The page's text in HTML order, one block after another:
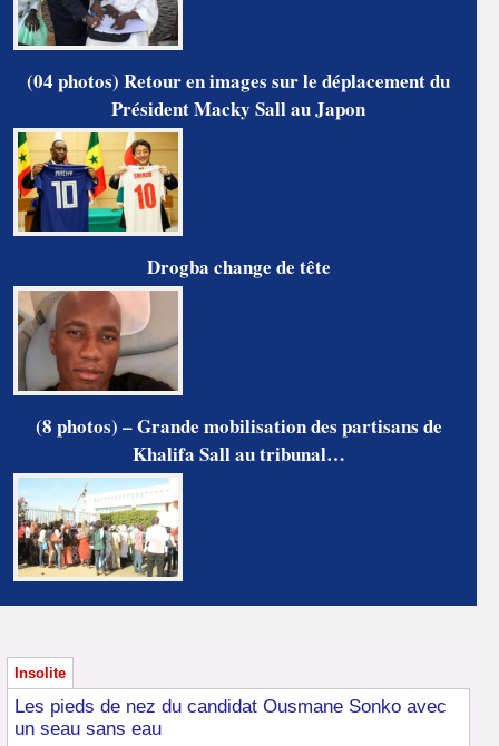
(04 photos) Retour en images sur le déplacement du
Président Macky Sall au Japon
Drogba change de tête
(8 photos) – Grande mobilisation des partisans de
Khalifa Sall au tribunal…
Insolite
Les pieds de nez du candidat Ousmane Sonko avec
un seau sans eau